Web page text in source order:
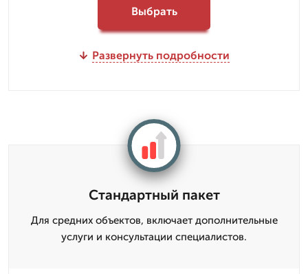
Выбрать
Развернуть подробности
Стандартный пакет
Для средних объектов, включает дополнительные
услуги и консультации специалистов.